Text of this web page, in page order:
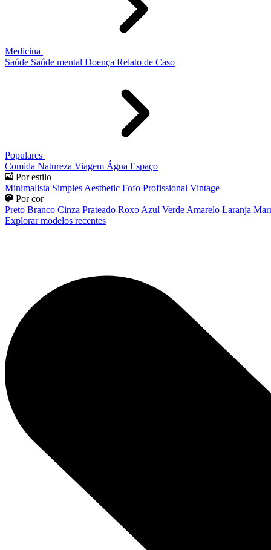
Medicina
Saúde Saúde mental Doença Relato de Caso
Populares
Comida Natureza Viagem Água Espaço
Por estilo
Minimalista Simples Aesthetic Fofo Profissional Vintage
Por cor
Preto Branco Cinza Prateado Roxo Azul Verde Amarelo Laranja
Explorar modelos recentes